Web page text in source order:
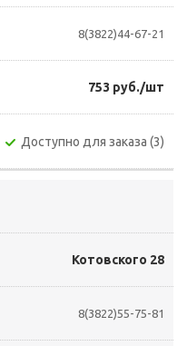
8(3822)44-67-21
753 руб./шт
Доступно для заказа (3)
Котовского 28
8(3822)55-75-81